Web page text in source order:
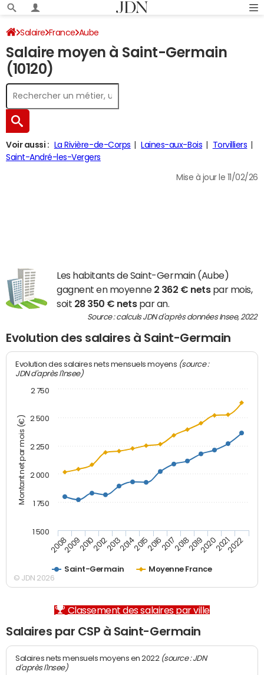
Salaire France Aube
Salaire moyen à Saint-Germain
(10120)
Voir aussi : La Rivière-de-Corps Laines-aux-Bois
Torvilliers
Saint-André-les-Vergers
Mise à jour le 11/02/26
Les habitants de Saint-Germain (Aube)
gagnent en moyenne 2 362 € netspar mois,
soit 28 350 € netspar an.
Source : calculs JDN d'après données Insee, 2022
Evolution des salaires à Saint-Germain
Montant net par mois (€)
Evolution des salaires nets mensuels moyens (source :
JDN d'après l'Insee)
Saint-Germain Moyenne France
20082009201020122013201420152016201720182019202020212022
1 500
1 750
2 000
2 250
2 500
2 750
© JDN 2026
Classement des salaires par ville
Salaires par CSP à Saint-Germain
Salaires nets mensuels moyens en 2022 (source : JDN
d'après l'Insee)